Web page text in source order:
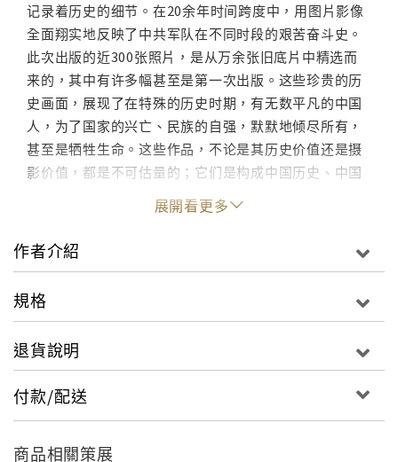
记录着历史的细节。在20余年时间跨度中，用图片影像
全面翔实地反映了中共军队在不同时段的艰苦奋斗史。
此次出版的近300张照片，是从万余张旧底片中精选而
来的，其中有许多幅甚至是第一次出版。这些珍贵的历
史画面，展现了在特殊的历史时期，有无数平凡的中国
人，为了国家的兴亡、民族的自强，默默地倾尽所有，
甚至是牺牲生命。这些作品，不论是其历史价值还是摄
影价值，都是不可估量的；它们是构成中国历史、中国
展開看更多
作者介紹
規格
退貨說明
付款/配送
商品相關策展